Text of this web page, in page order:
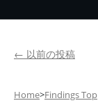
← 以前の投稿
Home>Findings Top